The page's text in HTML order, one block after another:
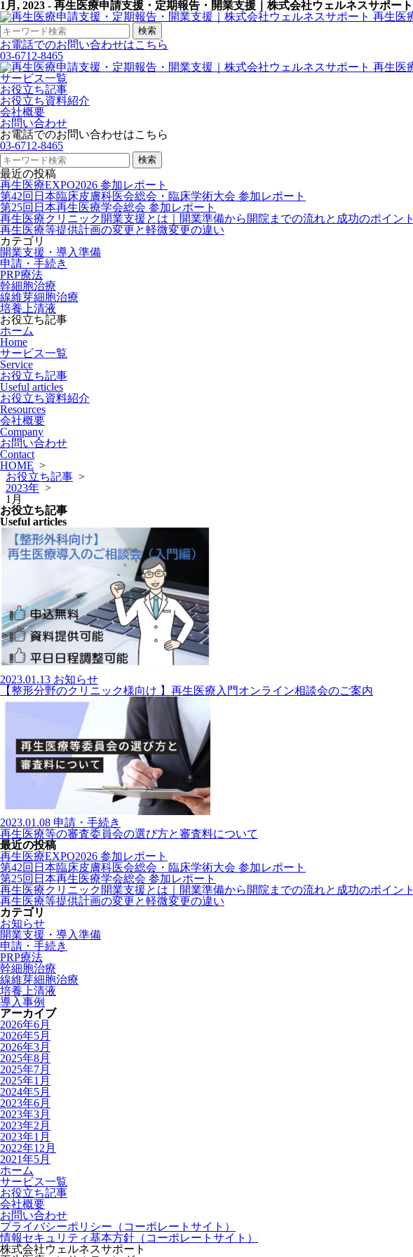
1月, 2023 - 再生医療申請支援・定期報告・開業支援｜株式会社ウェルネスサポート
お電話でのお問い合わせはこちら
03-6712-8465
サービス一覧
お役立ち記事
お役立ち資料紹介
会社概要
お問い合わせ
お電話でのお問い合わせはこちら
03-6712-8465
最近の投稿
再生医療EXPO2026 参加レポート
第42回日本臨床皮膚科医会総会・臨床学術大会 参加レポート
第25回日本再生医療学会総会 参加レポート
再生医療クリニック開業支援とは｜開業準備から開院までの流れと成功のポイント
再生医療等提供計画の変更と軽微変更の違い
カテゴリ
開業支援・導入準備
申請・手続き
PRP療法
幹細胞治療
線維芽細胞治療
培養上清液
お役立ち記事
ホーム
Home
サービス一覧
Service
お役立ち記事
Useful articles
お役立ち資料紹介
Resources
会社概要
Company
お問い合わせ
Contact
HOME >
お役立ち記事 >
2023年 >
1月
お役立ち記事
Useful articles
2023.01.13 お知らせ
【整形分野のクリニック様向け 】再生医療入門オンライン相談会のご案内
2023.01.08 申請・手続き
再生医療等の審査委員会の選び方と審査料について
最近の投稿
再生医療EXPO2026 参加レポート
第42回日本臨床皮膚科医会総会・臨床学術大会 参加レポート
第25回日本再生医療学会総会 参加レポート
再生医療クリニック開業支援とは｜開業準備から開院までの流れと成功のポイント
再生医療等提供計画の変更と軽微変更の違い
カテゴリ
お知らせ
開業支援・導入準備
申請・手続き
PRP療法
幹細胞治療
線維芽細胞治療
培養上清液
導入事例
アーカイブ
2026年6月
2026年5月
2026年3月
2025年8月
2025年7月
2025年1月
2024年5月
2023年6月
2023年3月
2023年2月
2023年1月
2022年12月
2021年5月
ホーム
サービス一覧
お役立ち記事
会社概要
お問い合わせ
プライバシーポリシー（コーポレートサイト）
情報セキュリティ基本方針（コーポレートサイト）
株式会社ウェルネスサポート